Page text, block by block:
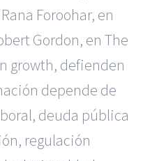
Foroohar, en
Gordon, en The
growth, defienden
depende de
deuda pública
regulación